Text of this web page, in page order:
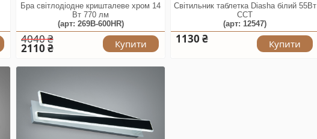
Бра світлодіодне кришталеве хром 14
Вт 770 лм
(арт: 269B-600HR)
4040 ₴
2110 ₴ Купити
Світильник таблетка Diasha білий 55Вт
CCT
(арт: 12547)
1130 ₴ Купити